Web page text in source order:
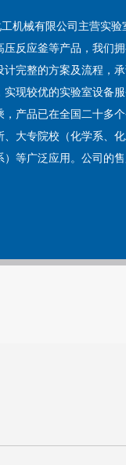
有限公司主营实验室
压反应釜等产品，我们
完整的方案及流程，
实现较优的实验室设备
，产品已在全国二十多
、大专院校（化学系、
）等广泛应用。公司的